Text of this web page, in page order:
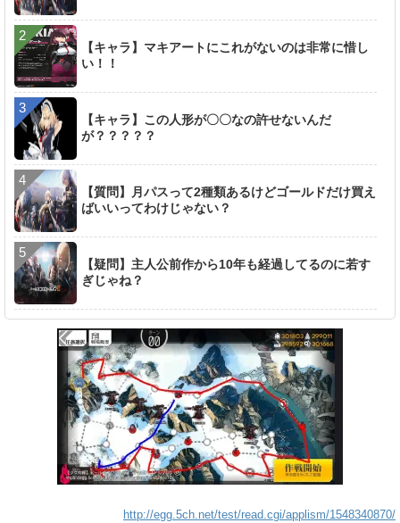
【キャラ】マキアートにこれがないのは非常に惜し
い！！
【キャラ】この人形が〇〇なの許せないんだ
が？？？？？
【質問】月パスって2種類あるけどゴールドだけ買え
ばいいってわけじゃない？
【疑問】主人公前作から10年も経過してるのに若す
ぎじゃね？
http://egg.5ch.net/test/read.cgi/applism/1548340870/